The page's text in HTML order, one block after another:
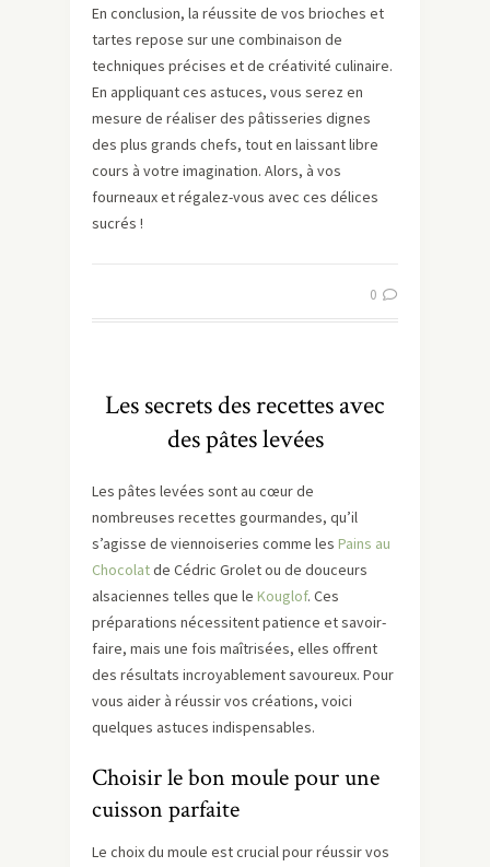
En conclusion, la réussite de vos brioches et
tartes repose sur une combinaison de
techniques précises et de créativité culinaire.
En appliquant ces astuces, vous serez en
mesure de réaliser des pâtisseries dignes
des plus grands chefs, tout en laissant libre
cours à votre imagination. Alors, à vos
fourneaux et régalez-vous avec ces délices
sucrés !
0
Les secrets des recettes avec
des pâtes levées
Les pâtes levées sont au cœur de
nombreuses recettes gourmandes, qu’il
s’agisse de viennoiseries comme les Pains au
Chocolatde Cédric Grolet ou de douceurs
alsaciennes telles que le Kouglof. Ces
préparations nécessitent patience et savoir-
faire, mais une fois maîtrisées, elles offrent
des résultats incroyablement savoureux. Pour
vous aider à réussir vos créations, voici
quelques astuces indispensables.
Choisir le bon moule pour une
cuisson parfaite
Le choix du moule est crucial pour réussir vos